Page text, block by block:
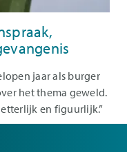
jaar als burger
het thema geweld.
en figuurlijk.”